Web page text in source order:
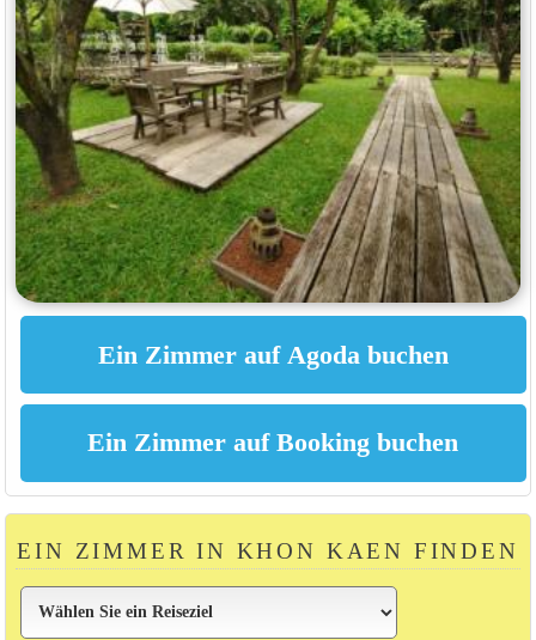
EIN ZIMMER IN KHON KAEN FINDEN